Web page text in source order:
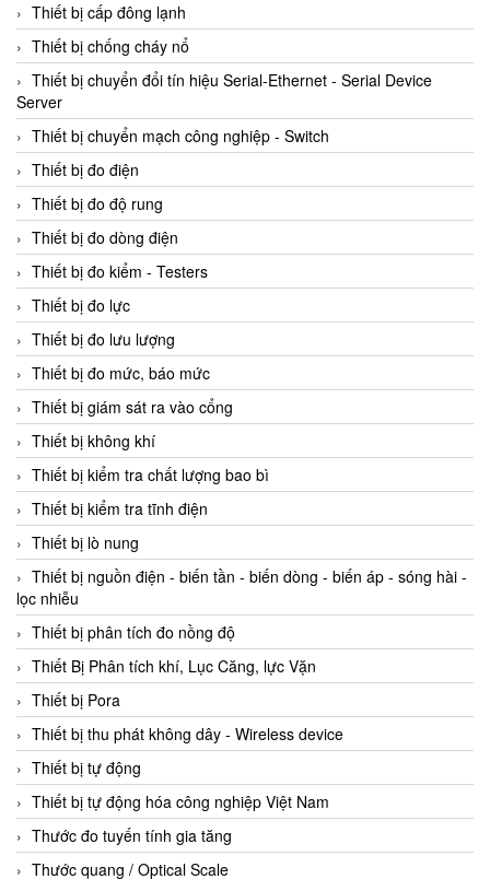
Thiết bị cấp đông lạnh
Thiết bị chống cháy nổ
Thiết bị chuyển đổi tín hiệu Serial-Ethernet - Serial Device
Server
Thiết bị chuyển mạch công nghiệp - Switch
Thiết bị đo điện
Thiết bị đo độ rung
Thiết bị đo dòng điện
Thiết bị đo kiểm - Testers
Thiết bị đo lực
Thiết bị đo lưu lượng
Thiết bị đo mức, báo mức
Thiết bị giám sát ra vào cổng
Thiết bị không khí
Thiết bị kiểm tra chất lượng bao bì
Thiết bị kiểm tra tĩnh điện
Thiết bị lò nung
Thiết bị nguồn điện - biến tần - biến dòng - biến áp - sóng hài -
lọc nhiễu
Thiết bị phân tích đo nồng độ
Thiết Bị Phân tích khí, Lục Căng, lực Vặn
Thiết bị Pora
Thiết bị thu phát không dây - Wireless device
Thiết bị tự động
Thiết bị tự động hóa công nghiệp Việt Nam
Thước đo tuyến tính gia tăng
Thước quang / Optical Scale